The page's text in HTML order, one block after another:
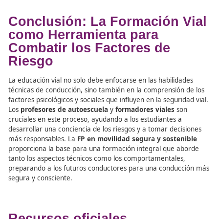
conductores a menudo imitan el comportamiento de sus
amigos, lo que puede aumentar el riesgo de accidentes.
particular, se ha observado que cuando los conductores
llevan a otros pasajeros de su misma edad, tienden a
comportarse de manera más arriesgada. Los
viales deben abordar esta problemática, enseñando a
futuros conductores a priorizar su seguridad y la de sus
pasajeros sobre las presiones sociales.